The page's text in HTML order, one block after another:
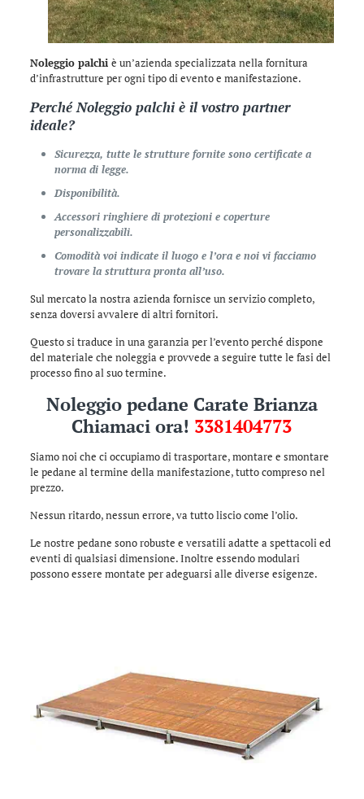
Noleggio palchi è un’azienda specializzata nella fornitura
d’infrastrutture per ogni tipo di evento e manifestazione.
PerchéNoleggio palchiè il vostro partner
ideale?
Sicurezza, tutte le strutture fornite sono certificate a
norma di legge.
Disponibilità.
Accessori ringhiere di protezioni e coperture
personalizzabili.
Comodità voi indicate il luogo e l’ora e noi vi facciamo
trovare la struttura pronta all’uso.
Sul mercato la nostra azienda fornisce un servizio completo,
senza doversi avvalere di altri fornitori.
Questo si traduce in una garanzia per l’evento perché dispone
del materiale che noleggia e provvede a seguire tutte le fasi del
processo fino al suo termine.
Noleggio pedane Carate Brianza
Chiamaci ora! 3381404773
Siamo noi che ci occupiamo di trasportare, montare e smontare
le pedane al termine della manifestazione, tutto compreso nel
prezzo.
Nessun ritardo, nessun errore, va tutto liscio come l’olio.
Le nostre pedane sono robuste e versatili adatte a spettacoli ed
eventi di qualsiasi dimensione. Inoltre essendo modulari
possono essere montate per adeguarsi alle diverse esigenze.